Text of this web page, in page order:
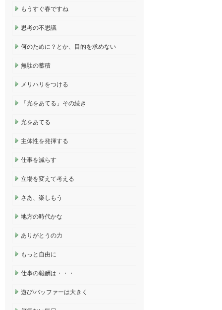
もうすぐ春ですね
思考の不思議
何のために？とか、目的を求めない
無駄の蓄積
メリハリをつける
「光をあてる」その続き
光をあてる
主体性を発揮する
仕事を減らす
立場を変えて考える
さあ、楽しもう
地方の時代かな
ありがとうの力
もっと自由に
仕事の報酬は・・・
遊び/バッファーは大きく